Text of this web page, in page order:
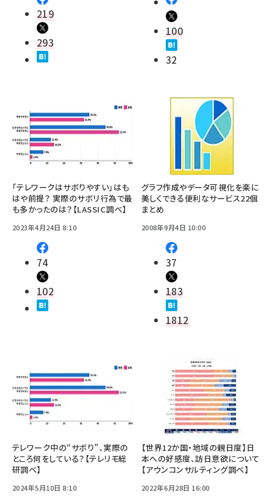
219
293
100
32
「テレワークはサボりやすい」はも
はや前提？ 実際のサボリ行為で最
も多かったのは？【LASSIC調べ】
2023年4月24日 8:10
74
102
グラフ作成やデータ可視化を楽に
美しくできる便利なサービス22個
まとめ
2008年9月4日 10:00
37
183
1812
テレワーク中の“サボり”、実際の
ところ何をしている？【テレリモ総
研調べ】
2024年5月10日 8:10
【世界12か国・地域の親日度】日
本への好感度、訪日意欲について
【アウンコンサルティング調べ】
2022年6月28日 16:00